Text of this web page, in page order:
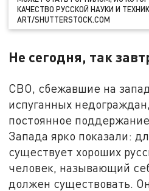
КАЧЕСТВО РУССКОЙ НАУКИ И
ART/SHUTTERSTОСK.СОM
Не сегодня, так
СВО, сбежавшие на
испуганных
постоянное
Запада ярко показали:
существует хороших
человек, называющий
должен существовать.